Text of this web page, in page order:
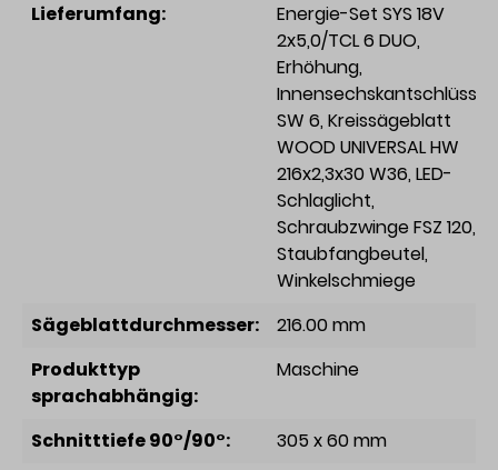
Lieferumfang:
Energie-Set SYS 18V
2x5,0/TCL 6 DUO,
Erhöhung,
Innensechskantschlüssel
SW 6, Kreissägeblatt
WOOD UNIVERSAL HW
216x2,3x30 W36, LED-
Schlaglicht,
Schraubzwinge FSZ 120,
Staubfangbeutel,
Winkelschmiege
Sägeblattdurchmesser:
216.00 mm
Produkttyp
sprachabhängig:
Maschine
Schnitttiefe 90°/90°:
305 x 60 mm